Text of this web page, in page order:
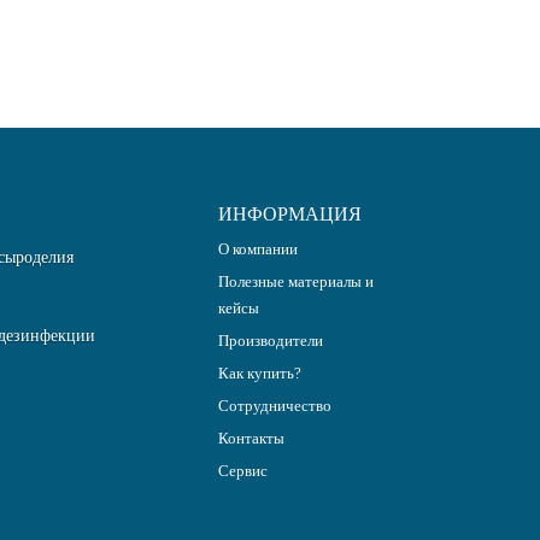
ИНФОРМАЦИЯ
О компании
Полезные материалы и
кейсы
Производители
Как купить?
Сотрудничество
Контакты
Сервис